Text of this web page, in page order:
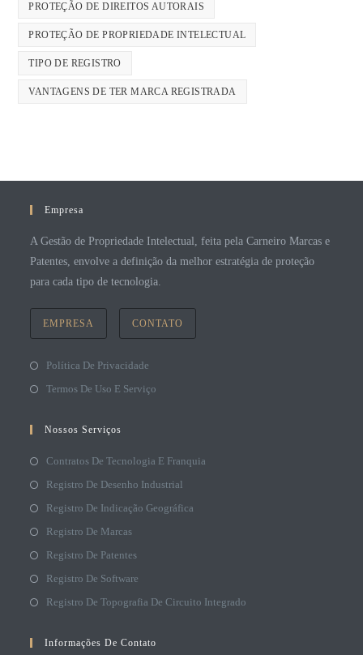
PROTEÇÃO DE DIREITOS AUTORAIS
PROTEÇÃO DE PROPRIEDADE INTELECTUAL
TIPO DE REGISTRO
VANTAGENS DE TER MARCA REGISTRADA
Empresa
A Gestão de Propriedade Intelectual, feita pela Carneiro Marcas e
Patentes, envolve a definição da melhor estratégia de proteção
para cada tipo de tecnologia.
EMPRESA CONTATO
Política De Privacidade
Termos De Uso E Serviço
Nossos Serviços
Contratos De Tecnologia E Franquia
Registro De Desenho Industrial
Registro De Indicação Geográfica
Registro De Marcas
Registro De Patentes
Registro De Software
Registro De Topografia De Circuito Integrado
Informações De Contato